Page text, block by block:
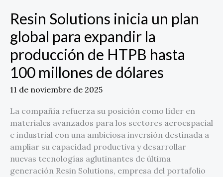
Resin Solutions inicia un plan
global para expandir la
producción de HTPB hasta
100 millones de dólares
11 de noviembre de 2025
La compañía refuerza su posición como líder en
materiales avanzados para los sectores aeroespacial
e industrial con una ambiciosa inversión destinada a
ampliar su capacidad productiva y desarrollar
nuevas tecnologías aglutinantes de última
generación Resin Solutions, empresa del portafolio
la
producción
de
HTPB
hasta
100
millones
dólares